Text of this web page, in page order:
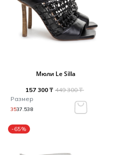
Мюли Le Silla
157 300 ₸ 449 300 ₸
Размер
3537.538
-65%